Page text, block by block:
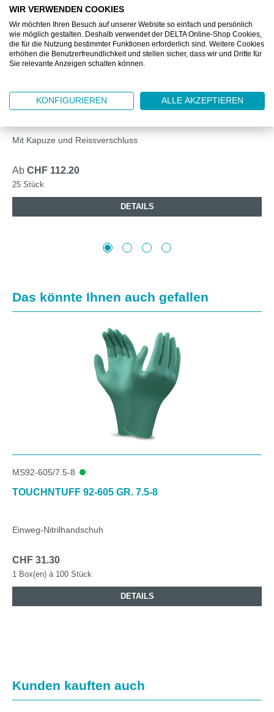
DELTASAFE® SCHUTZANZUG TYP 5/6
Mit Kapuze und Reissverschluss
Ab CHF 112.20
25 Stück
DETAILS
Produktgalerie überspringen
Das könnte Ihnen auch gefallen
MS92-605/7.5-8
TOUCHNTUFF 92-605 GR. 7.5-8
Einweg-Nitrilhandschuh
CHF 31.30
1 Box(en) à 100 Stück
DETAILS
Produktgalerie überspringen
Kunden kauften auch
WIR VERWENDEN COOKIES
Wir möchten Ihren Besuch auf unserer Website so einfach und persönlich
wie möglich gestalten. Deshalb verwendet der DELTA Online-Shop Cookies,
die für die Nutzung bestimmter Funktionen erforderlich sind. Weitere Cookies
erhöhen die Benutzerfreundlichkeit und stellen sicher, dass wir und Dritte für
Sie relevante Anzeigen schalten können.
KONFIGURIEREN ALLE AKZEPTIEREN